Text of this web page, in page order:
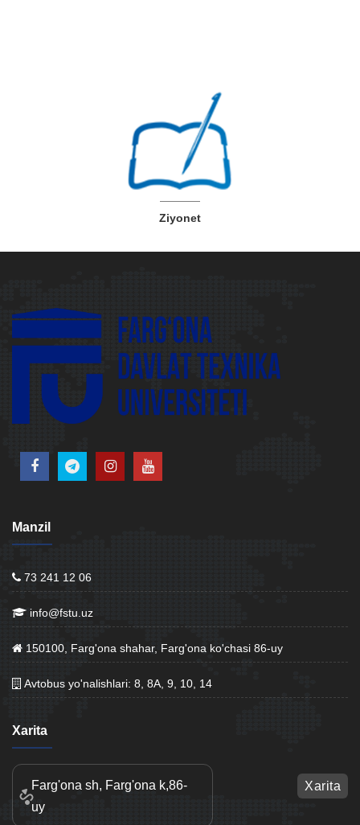
Ziyonet
Manzil
73 241 12 06
info@fstu.uz
150100, Farg'ona shahar, Farg'ona ko'chasi 86-uy
Avtobus yo'nalishlari: 8, 8A, 9, 10, 14
Xarita
Farg'ona sh, Farg'ona k,86-
uy
Xarita